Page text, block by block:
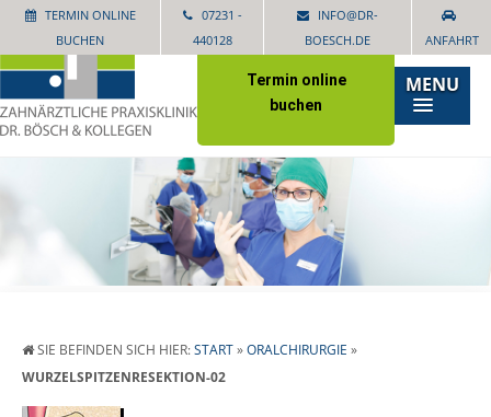
TERMIN ONLINE
BUCHEN
07231 -
440128
INFO@DR-
BOESCH.DE
ANFAHRT
Termin online
buchen
MENU
SIE BEFINDEN SICH HIER:START»ORALCHIRURGIE »
WURZELSPITZENRESEKTION-02